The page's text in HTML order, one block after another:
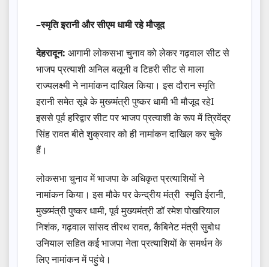
–स्मृति इरानी और सीएम धामी रहे मौजूद
देहरादून: आगामी लोकसभा चुनाव को लेकर गढ़वाल सीट से
भाजप प्रत्याशी अनिल बलूनी व टिहरी सीट से माला
राज्यलक्ष्मी ने नामांकन दाखिल किया। इस दौरान स्मृति
इरानी समेत सूबे के मुख्य्मंत्री पुष्कर धामी भी मौजूद रहेI
इससे पूर्व हरिद्वार सीट पर भाजप प्रत्याशी के रूप में त्रिवेंद्र
सिंह रावत बीते शुक्रवार को ही नामांकन दाखिल कर चुके
हैं।
लोकसभा चुनाव में भाजपा के अधिकृत प्रत्याशियों ने
नामांकन किया। इस मौके पर केन्द्रीय मंत्री स्मृति ईरानी,
मुख्य्मंत्री पुष्कर धामी, पूर्व मुख्यमंत्री डॉ रमेश पोखरियाल
निशंक, गढ़वाल सांसद तीरथ रावत, कैबिनेट मंत्री सुबोध
उनियाल सहित कई भाजपा नेता प्रत्याशियों के समर्थन के
लिए नामांकन में पहुंचे।